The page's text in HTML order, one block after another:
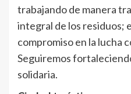
trabajando de manera
integral de los residuos;
compromiso en la lucha
Seguiremos
solidaria.